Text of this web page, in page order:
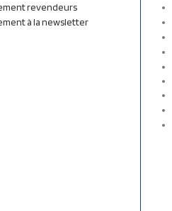
revendeurs
à la newsletter